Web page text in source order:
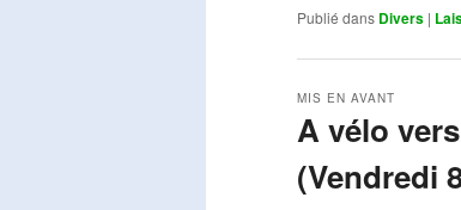
Publié dans Divers |
A vélo
(Vendredi
MIS EN AVANT